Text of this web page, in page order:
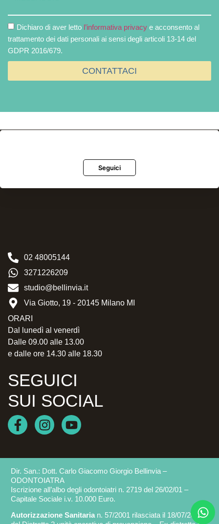
Dichiaro di aver letto l’informativa privacy e acconsento al
trattamento dei dati personali ai sensi degli articoli 13-14 del
GDPR 2016/679.
CONTATTACI
Seguici
02 48005144
3271226209
studio@bellinvia.it
Via Giotto, 19 - 20145 Milano MI
ORARI
Dal lunedì al venerdì
Dalle 09.00 alle 13.00
e dalle ore 14.30 alle 18.30
SEGUICI
SUI SOCIAL
Dir. San.: Dott. Carlo Giacomo Giorgio Bellinvia –
ODONTOIATRA
Iscrizione all’albo degli odontoiatri n. 2719 del 26/02/01 –
Capitale Sociale i.v. 10.000 Euro.
Autorizzazione Sanitaria n. 57/2001 rilasciata il 18/07/2001